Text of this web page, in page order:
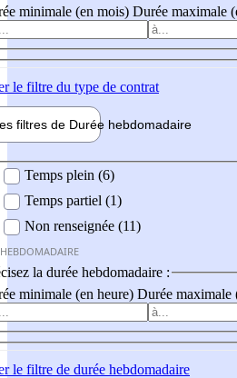
minimale (en mois) Durée maximale
le filtre du type de contrat
filtres de Durée hebdomadaire
Temps plein (6)
Temps partiel (1)
Non renseignée (11)
la durée hebdomadaire :
minimale (en heure) Durée maximale
le filtre de durée hebdomadaire